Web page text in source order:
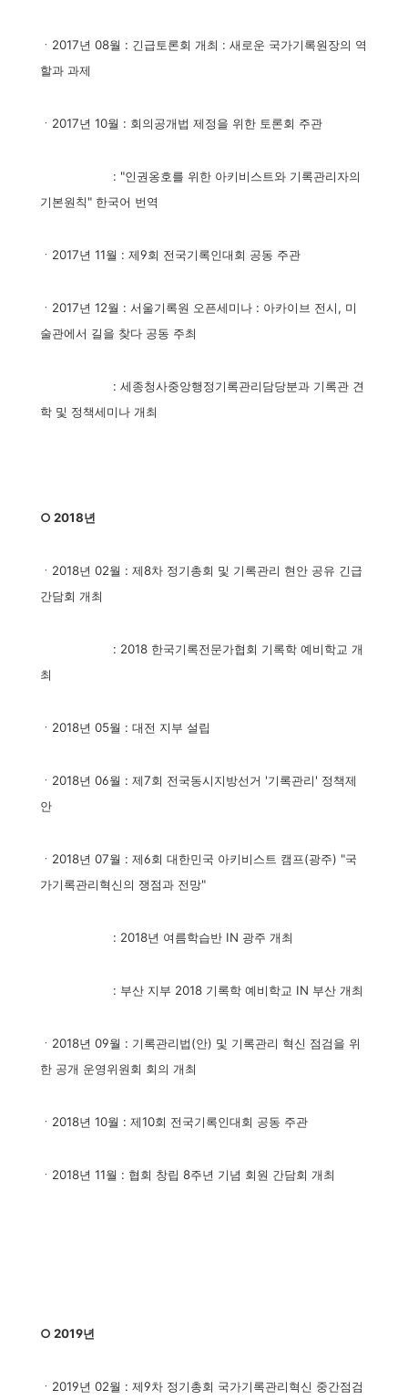
ㆍ2017년 08월 : 긴급토론회 개최 : 새로운 국가기록원장의 역
할과 과제
ㆍ2017년 10월 : 회의공개법 제정을 위한 토론회 주관
: "인권옹호를 위한 아키비스트와 기록관리자의
기본원칙" 한국어 번역
ㆍ2017년 11월 : 제9회 전국기록인대회 공동 주관
ㆍ2017년 12월 : 서울기록원 오픈세미나 : 아카이브 전시, 미
술관에서 길을 찾다 공동 주최
: 세종청사중앙행정기록관리담당분과 기록관 견
학 및 정책세미나 개최
○ 2018년
ㆍ2018년 02월 : 제8차 정기총회 및 기록관리 현안 공유 긴급
간담회 개최
: 2018 한국기록전문가협회 기록학 예비학교 개
최
ㆍ2018년 05월 : 대전 지부 설립
ㆍ2018년 06월 : 제7회 전국동시지방선거 '기록관리' 정책제
안
ㆍ2018년 07월 : 제6회 대한민국 아키비스트 캠프(광주) "국
가기록관리혁신의 쟁점과 전망"
: 2018년 여름학습반 IN 광주 개최
: 부산 지부 2018 기록학 예비학교 IN 부산 개최
ㆍ2018년 09월 : 기록관리법(안) 및 기록관리 혁신 점검을 위
한 공개 운영위원회 회의 개최
ㆍ2018년 10월 : 제10회 전국기록인대회 공동 주관
ㆍ2018년 11월 : 협회 창립 8주년 기념 회원 간담회 개최
○ 2019년
ㆍ2019년 02월 : 제9차 정기총회 국가기록관리혁신 중간점검